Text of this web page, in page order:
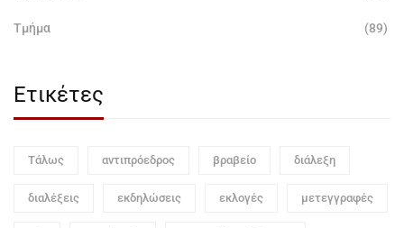
Τμήμα (89)
Ετικέτες
Τάλως αντιπρόεδρος βραβείο διάλεξη
διαλέξεις εκδηλώσεις εκλογές μετεγγραφές